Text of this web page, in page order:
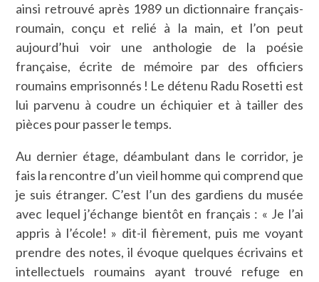
ainsi retrouvé après 1989 un dictionnaire français-
roumain, conçu et relié à la main, et l’on peut
aujourd’hui voir une anthologie de la poésie
française, écrite de mémoire par des officiers
roumains emprisonnés ! Le détenu Radu Rosetti est
lui parvenu à coudre un échiquier et à tailler des
pièces pour passer le temps.
Au dernier étage, déambulant dans le corridor, je
fais la rencontre d’un vieil homme qui comprend que
je suis étranger. C’est l’un des gardiens du musée
avec lequel j’échange bientôt en français : « Je l’ai
appris à l’école! » dit-il fièrement, puis me voyant
prendre des notes, il évoque quelques écrivains et
intellectuels roumains ayant trouvé refuge en